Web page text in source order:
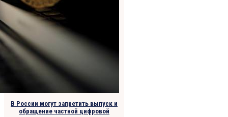
В России могут запретить выпуск и
обращение частной цифровой